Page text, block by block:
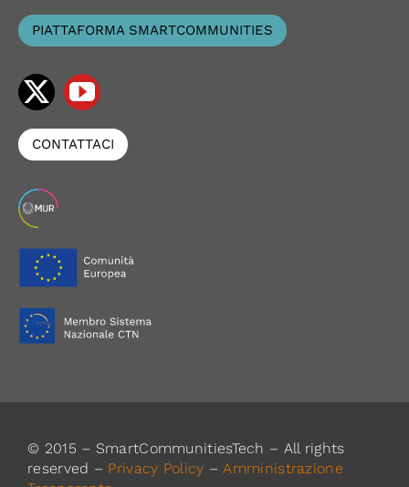
PIATTAFORMA SMARTCOMMUNITIES
CONTATTACI
© 2015 – SmartCommunitiesTech – All rights
reserved – Privacy Policy –Amministrazione